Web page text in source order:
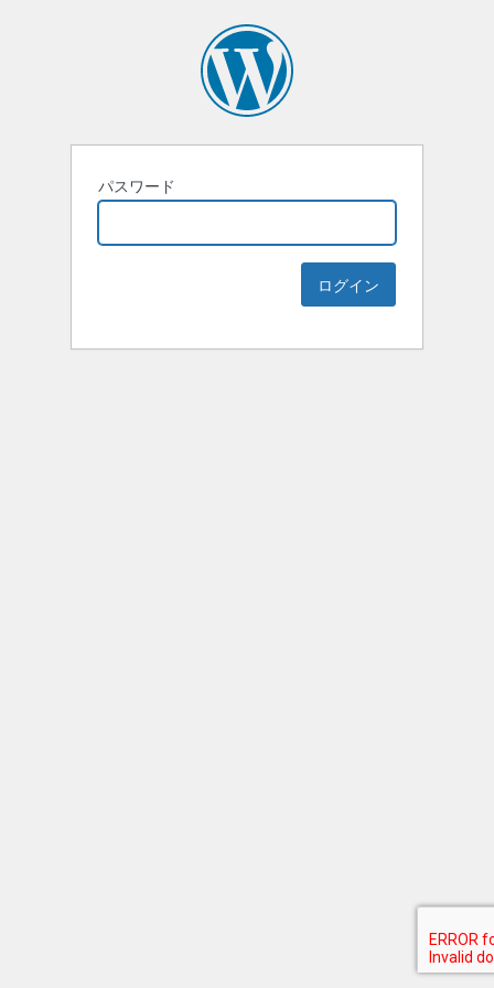
パスワード